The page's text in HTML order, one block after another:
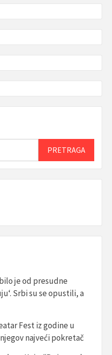
PRETRAGA
je od presudne
Srbi su se opustili, a
Fest iz godine u
najveći pokretač